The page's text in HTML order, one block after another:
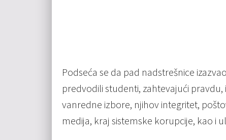
Podseća se da pad nadstrešnice
predvodili studenti, zahtevajući
vanredne izbore, njihov integritet,
medija, kraj sistemske korupcije, kao i